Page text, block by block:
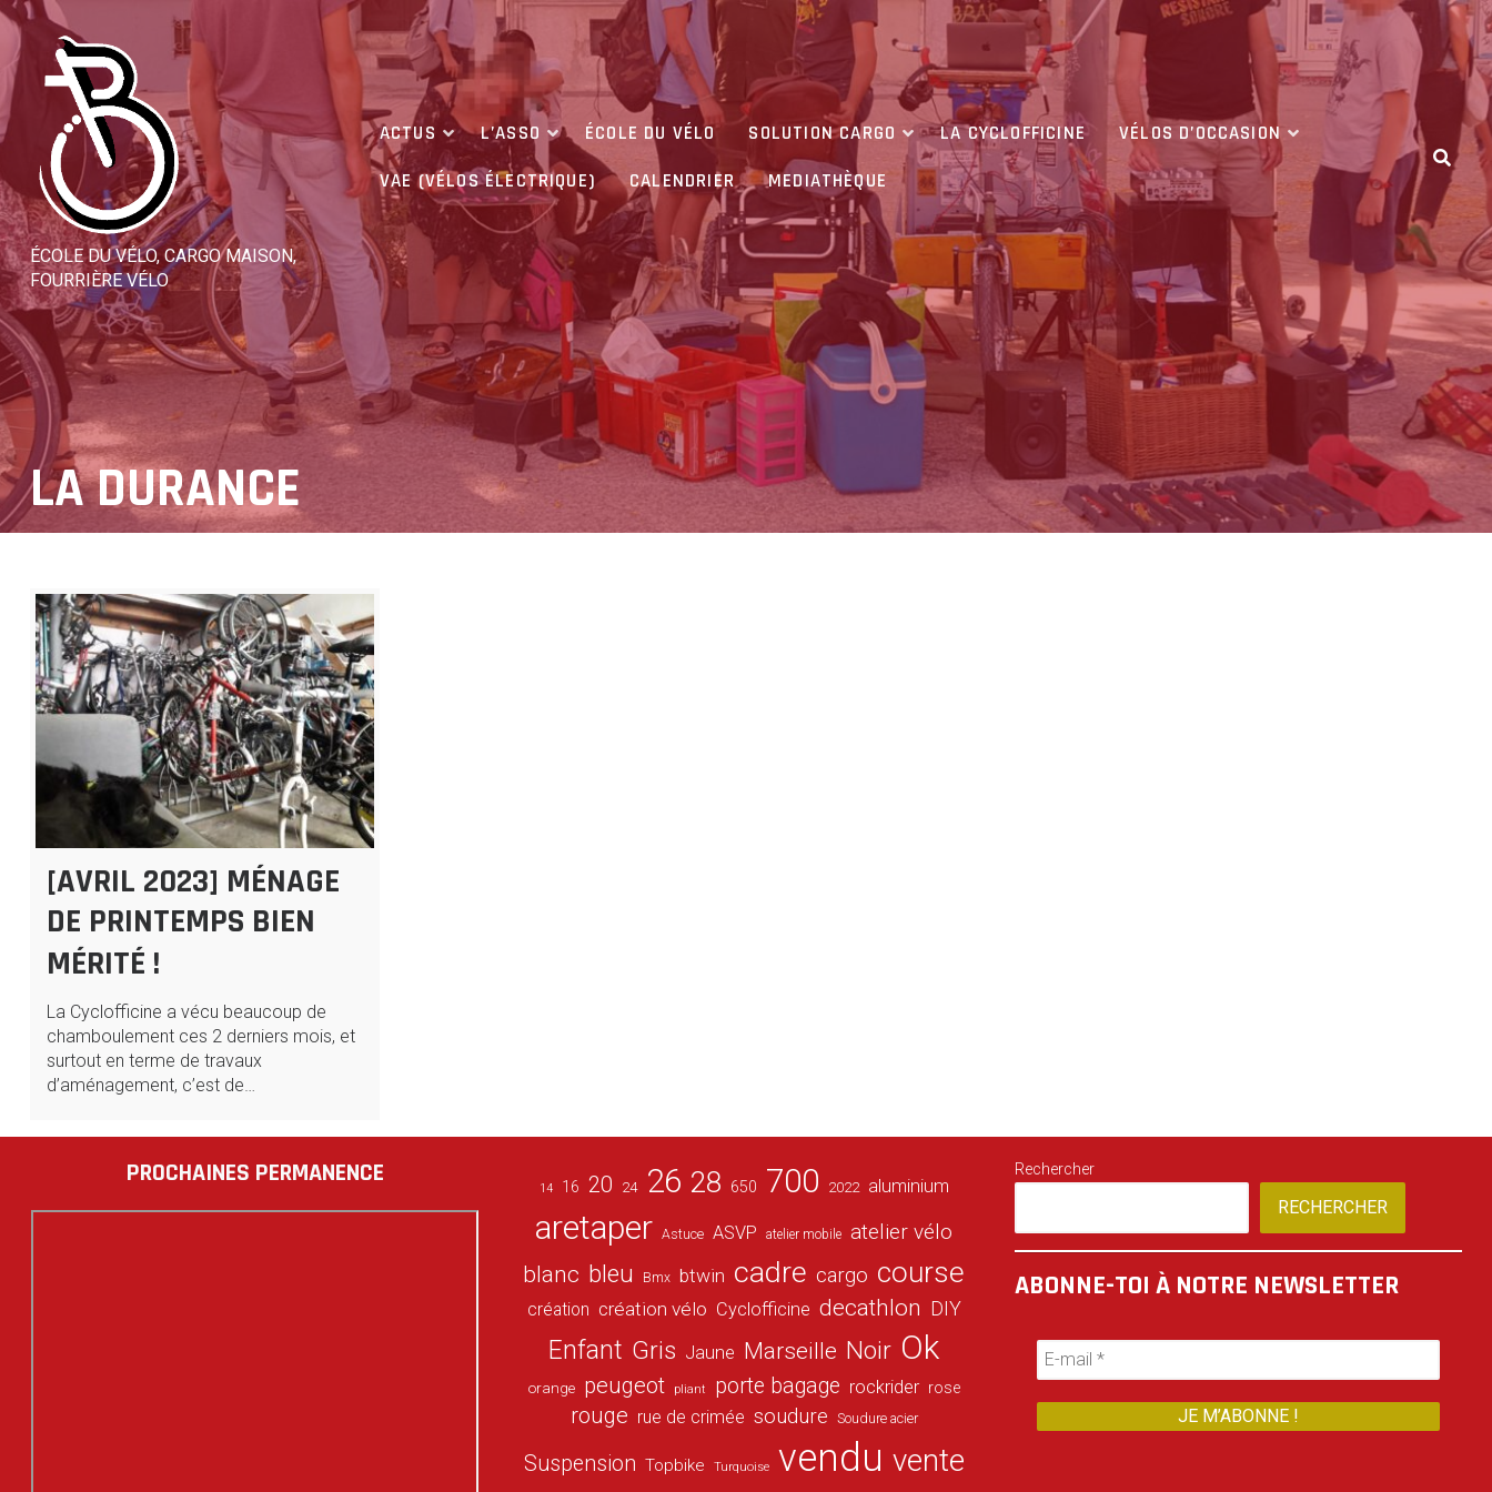
Skip
content
ÉCOLE DU VÉLO, CARGO MAISON,
FOURRIÈRE VÉLO
ACTUS L’ASSO ÉCOLE DU VÉLO SOLUTION CARGO LA CYCLOFFICINE
VÉLOS D’OCCASION
VAE (VÉLOS ÉLECTRIQUE)
CALENDRIER MEDIATHÈQUE
LA DURANCE
[AVRIL 2023] MÉNAGE
DE PRINTEMPS BIEN
MÉRITÉ !
La Cyclofficine a vécu beaucoup de
chamboulement ces 2 derniers mois, et
surtout en terme de travaux
d’aménagement, c’est de…
PROCHAINES PERMANENCE 14 16 20 24 26 28 650 700 2022 aluminium
aretaper Astuce ASVP atelier mobile atelier vélo
blanc bleu Bmx btwin cadre cargo course
création création vélo Cyclofficine decathlon DIY
Enfant Gris Jaune Marseille Noir Ok
orange peugeot pliant porte bagage rockrider rose
rouge rue de crimée soudure Soudure acier
Suspension Topbike Turquoise vendu vente
Rechercher
RECHERCHER
ABONNE-TOI À NOTRE NEWSLETTER